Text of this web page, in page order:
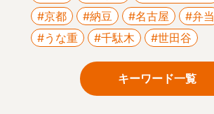
#京都
#納豆 #名古屋 #弁当
#うな重
#千駄木 #世田谷
キーワード一覧